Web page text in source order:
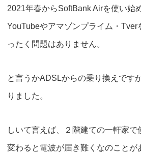
2021年春からSoftBank Airを使い始
YouTubeやアマゾンプライム・Tver
ったく問題はありません。
と言うかADSLからの乗り換えです
りました。
しいて言えば、２階建ての一軒家
変わると電波が届き難くなのことが